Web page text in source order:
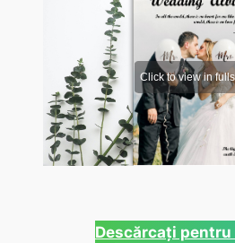
Descărcați pentru